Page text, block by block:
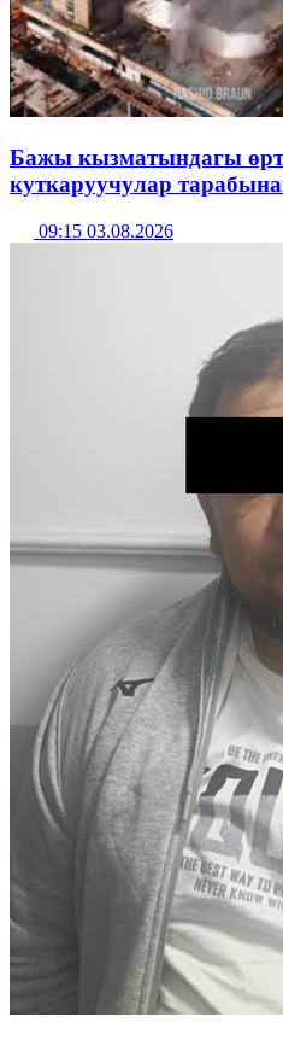
Бажы кызматындагы
куткаруучулар
09:15 03.08.2026